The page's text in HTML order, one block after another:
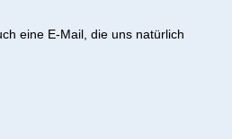
eine E-Mail, die uns natürlich